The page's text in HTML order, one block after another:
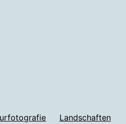
Landschaften